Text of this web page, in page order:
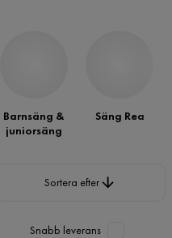
Barnsäng &
juniorsäng
Säng Rea
Sortera efter
Snabb leverans